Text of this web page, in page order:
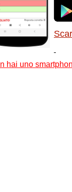
hai uno